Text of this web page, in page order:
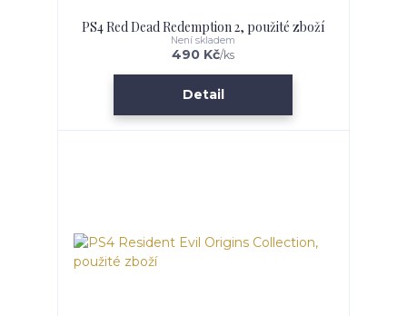
PS4 Red Dead Redemption 2, použité zboží
490 Kč/ks
Není skladem
Detail